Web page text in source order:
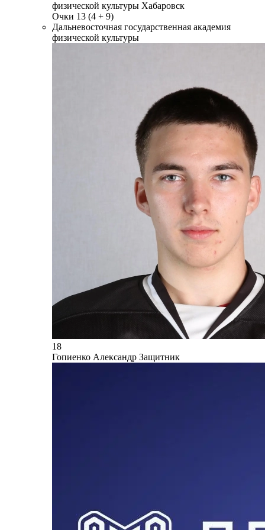
физической культуры Хабаровск
Очки 13 (4 + 9)
Дальневосточная государственная академия
физической культуры
18
Гопиенко Александр Защитник